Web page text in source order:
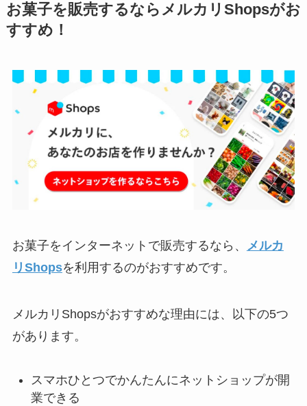
お菓子を販売するならメルカリShopsがお
すすめ！
お菓子をインターネットで販売するなら、
メルカ
リShopsを利用するのがおすすめです。
メルカリShopsがおすすめな理由には、以下の5つ
があります。
スマホひとつでかんたんにネットショップが開
業できる